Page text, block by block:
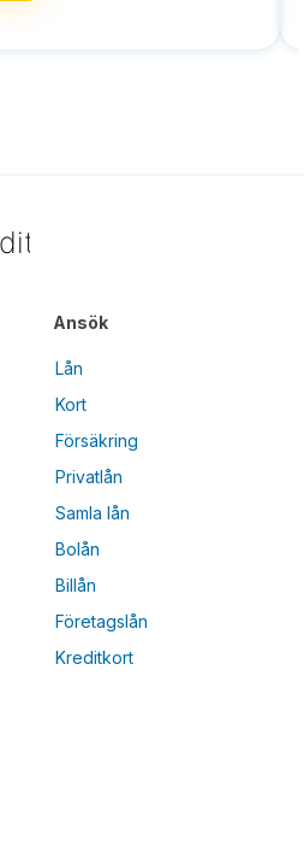
Ansök
Lån
Kort
Försäkring
Privatlån
Samla lån
Bolån
Billån
Företagslån
Kreditkort